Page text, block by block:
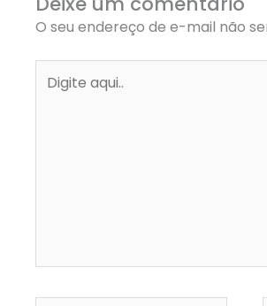
O seu endereço de e-mail não
aqui..